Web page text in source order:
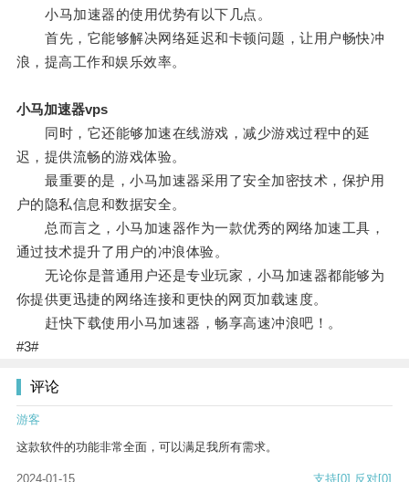
小马加速器的使用优势有以下几点。
首先，它能够解决网络延迟和卡顿问题，让用户畅快冲
浪，提高工作和娱乐效率。
小马加速器vps
同时，它还能够加速在线游戏，减少游戏过程中的延
迟，提供流畅的游戏体验。
最重要的是，小马加速器采用了安全加密技术，保护用
户的隐私信息和数据安全。
总而言之，小马加速器作为一款优秀的网络加速工具，
通过技术提升了用户的冲浪体验。
无论你是普通用户还是专业玩家，小马加速器都能够为
你提供更迅捷的网络连接和更快的网页加载速度。
赶快下载使用小马加速器，畅享高速冲浪吧！。
#3#
评论
游客
这款软件的功能非常全面，可以满足我所有需求。
2024-01-15 支持[0] 反对[0]